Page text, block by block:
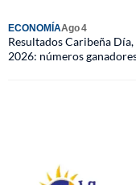
ECONOMÍAAgo 4
Resultados Caribeña
2026: números